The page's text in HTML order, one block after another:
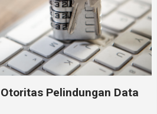
Pelindungan Data